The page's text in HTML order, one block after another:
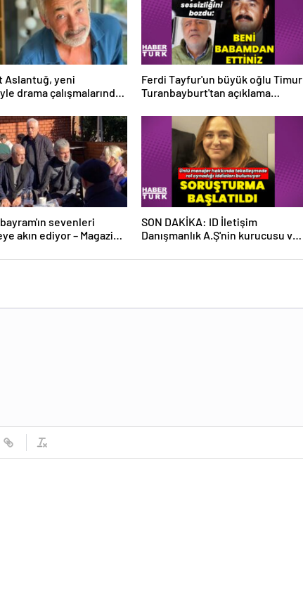
Aslantuğ, yeni
drama çalışmalarında
Ferdi Tayfur'un büyük oğlu Timur
Turanbayburt'tan açıklama
sevenleri
akın ediyor – Magazin
SON DAKİKA: ID İletişim
Danışmanlık A.Ş'nin kurucusu ve
resen soruşturma başlatıldı